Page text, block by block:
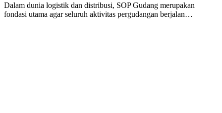
Dalam dunia logistik dan distribusi, SOP Gudang merupakan
fondasi utama agar seluruh aktivitas pergudangan berjalan…